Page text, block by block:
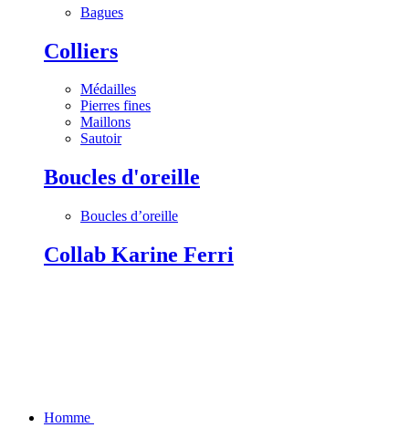
Bagues
Colliers
Médailles
Pierres fines
Maillons
Sautoir
Boucles d'oreille
Boucles d’oreille
Collab Karine Ferri
Homme